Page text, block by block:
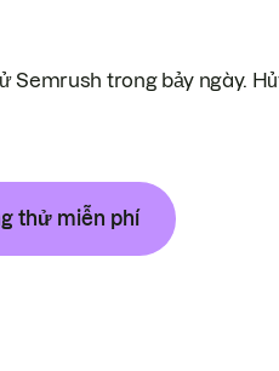
Semrush trong bảy ngày.
thử miễn phí